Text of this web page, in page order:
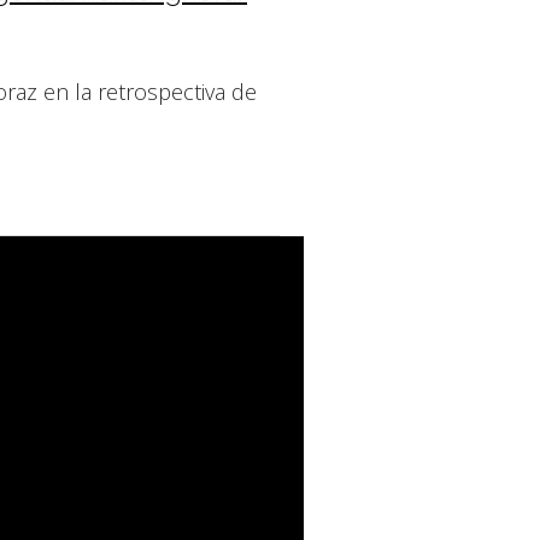
en la retrospectiva de